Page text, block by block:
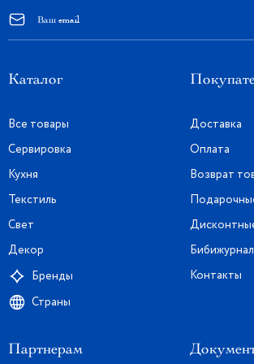
Каталог
Все товары
Сервировка
Кухня
Текстиль
Свет
Декор
Бренды
Страны
Доставка
Оплата
Возврат
Бибижурнал
Контакты
Партнерам